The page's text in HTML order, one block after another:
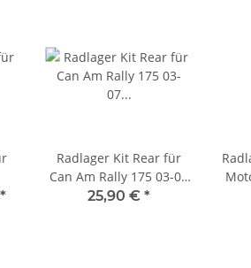
*
Radlager Kit Rear für
Can Am Rally 175 03-07
Hinterachse
25,90 € *